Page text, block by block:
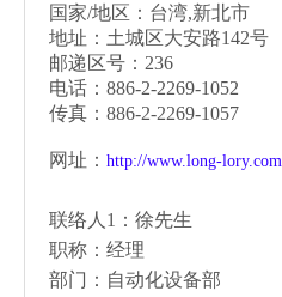
国家/地区：台湾,新北市
地址：土城区大安路142号
邮递区号：236
电话：886-2-2269-1052
传真：886-2-2269-1057
网址： http://www.long-lory.com
联络人1：徐先生
职称：经理
部门：自动化设备部